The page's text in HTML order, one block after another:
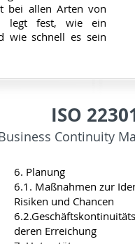
bei allen Arten von
legt fest, wie ein
wie schnell es sein
ISO
Continuity
6. Planung
6.1. Maßnahmen zur
Risiken und Chancen
deren Erreichung